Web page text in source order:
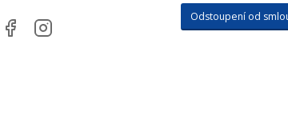
Odstoupení od